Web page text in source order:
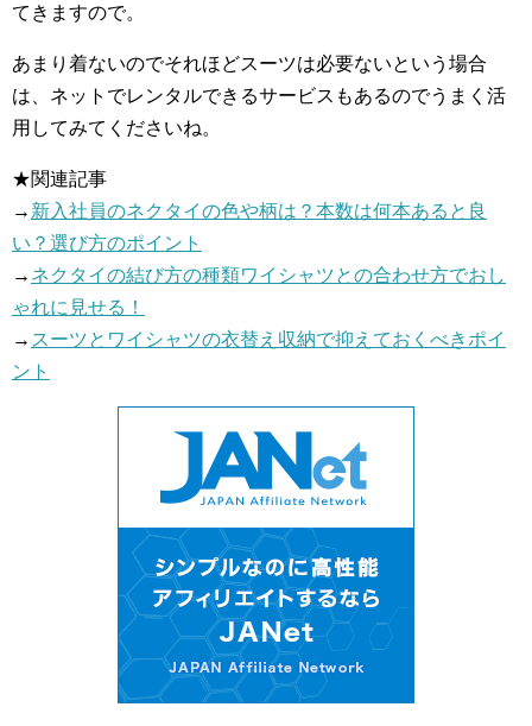
てきますので。
あまり着ないのでそれほどスーツは必要ないという場合
は、ネットでレンタルできるサービスもあるのでうまく活
用してみてくださいね。
★関連記事
→ 新入社員のネクタイの色や柄は？本数は何本あると良
い？選び方のポイント
→ ネクタイの結び方の種類ワイシャツとの合わせ方でおし
ゃれに見せる！
→ スーツとワイシャツの衣替え収納で抑えておくべきポイ
ント